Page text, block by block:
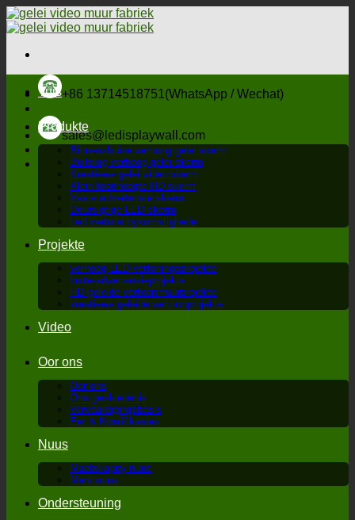
Slaan
oor
inhoud
+86 13714518751(WhatsApp / Wechat)
sales@ledisplaywall.com
Tuis
Produkte
Binnenshuise verhoog gelei skerm
Buitelug verhoog gelei skerm
Kreatiewe gelei video skerm
Klein toonhoogte HD-skerm
Vaste advertensie skerm
Deursigtige LED-skerm
Led vertoon bykomstighede
Projekte
verhoog-LED-vertoningsprojekte
buite-advertensieprojekte
HD-geleide vertoonmuurprojekte
kreatiewe geleide vertoonprojekte
Video
Oor ons
Oor ons
Ons geskiedenis
Vervaardigingsbasis
Eer & Kwalifikasies
Nuus
Maatskappy nuus
Mark nuus
Ondersteuning